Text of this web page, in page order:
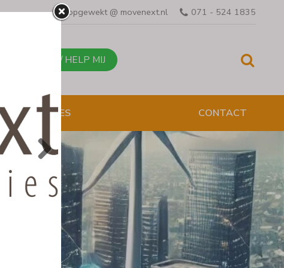
opgewekt @ movenext.nl 071 - 524 1835
BEL MIJ / HELP MIJ
PRESENTATIES